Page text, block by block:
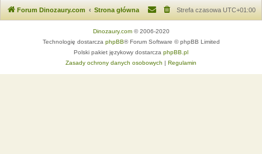
Forum Dinozaury.com Strona główna Strefa czasowa UTC+01:00
Dinozaury.com© 2006-2020
Technologię dostarcza phpBB® Forum Software © phpBB Limited
Polski pakiet językowy dostarcza phpBB.pl
Zasady ochrony danych osobowych | Regulamin